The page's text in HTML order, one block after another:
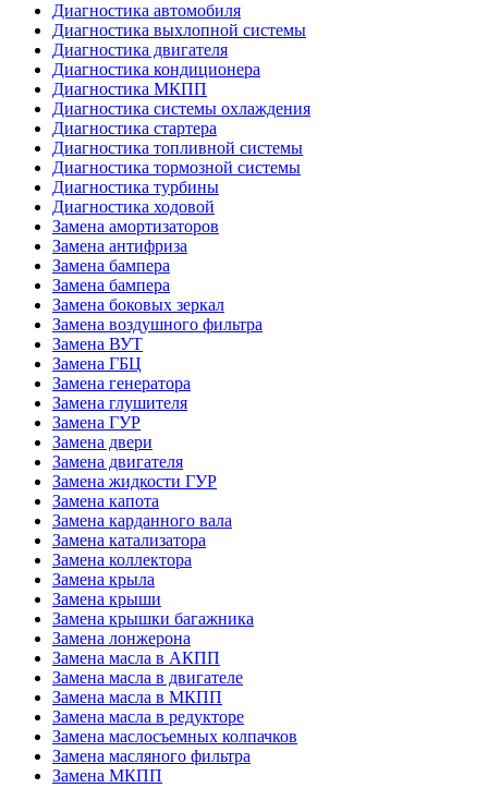
Диагностика автомобиля
Диагностика выхлопной системы
Диагностика двигателя
Диагностика кондиционера
Диагностика МКПП
Диагностика системы охлаждения
Диагностика стартера
Диагностика топливной системы
Диагностика тормозной системы
Диагностика турбины
Диагностика ходовой
Замена амортизаторов
Замена антифриза
Замена бампера
Замена бампера
Замена боковых зеркал
Замена воздушного фильтра
Замена ВУТ
Замена ГБЦ
Замена генератора
Замена глушителя
Замена ГУР
Замена двери
Замена двигателя
Замена жидкости ГУР
Замена капота
Замена карданного вала
Замена катализатора
Замена коллектора
Замена крыла
Замена крыши
Замена крышки багажника
Замена лонжерона
Замена масла в АКПП
Замена масла в двигателе
Замена масла в МКПП
Замена масла в редукторе
Замена маслосъемных колпачков
Замена масляного фильтра
Замена МКПП